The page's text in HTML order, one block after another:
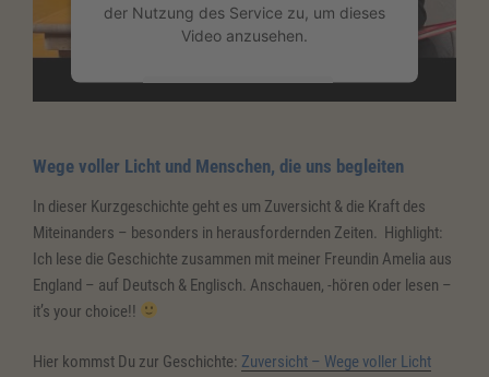
der Nutzung des Service zu, um dieses
Video anzusehen.
Mehr Informationen
Akzeptieren
Management Platform & eRecht24
Wege voller Licht und Menschen, die uns begleiten
In dieser Kurzgeschichte geht es um Zuversicht & die Kraft des
Miteinanders – besonders in herausfordernden Zeiten. Highlight:
Ich lese die Geschichte zusammen mit meiner Freundin Amelia aus
England – auf Deutsch & Englisch. Anschauen, -hören oder lesen –
it’s your choice!!
Hier kommst Du zur Geschichte: Zuversicht – Wege voller Licht